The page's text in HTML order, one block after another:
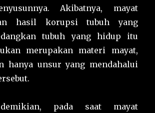
Akibatnya, mayat
hasil korupsi tubuh yang
tubuh yang hidup itu
merupakan materi mayat,
hanya unsur yang mendahalui
pada saat mayat